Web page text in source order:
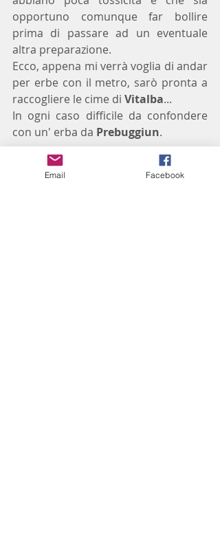
opportuno comunque far bollire
prima di passare ad un eventuale
altra preparazione.
Ecco, appena mi verrà voglia di andar
per erbe con il metro, sarò pronta a
raccogliere le cime di Vitalba...
In ogni caso difficile da confondere
con un' erba da Prebuggiun.
Email Facebook